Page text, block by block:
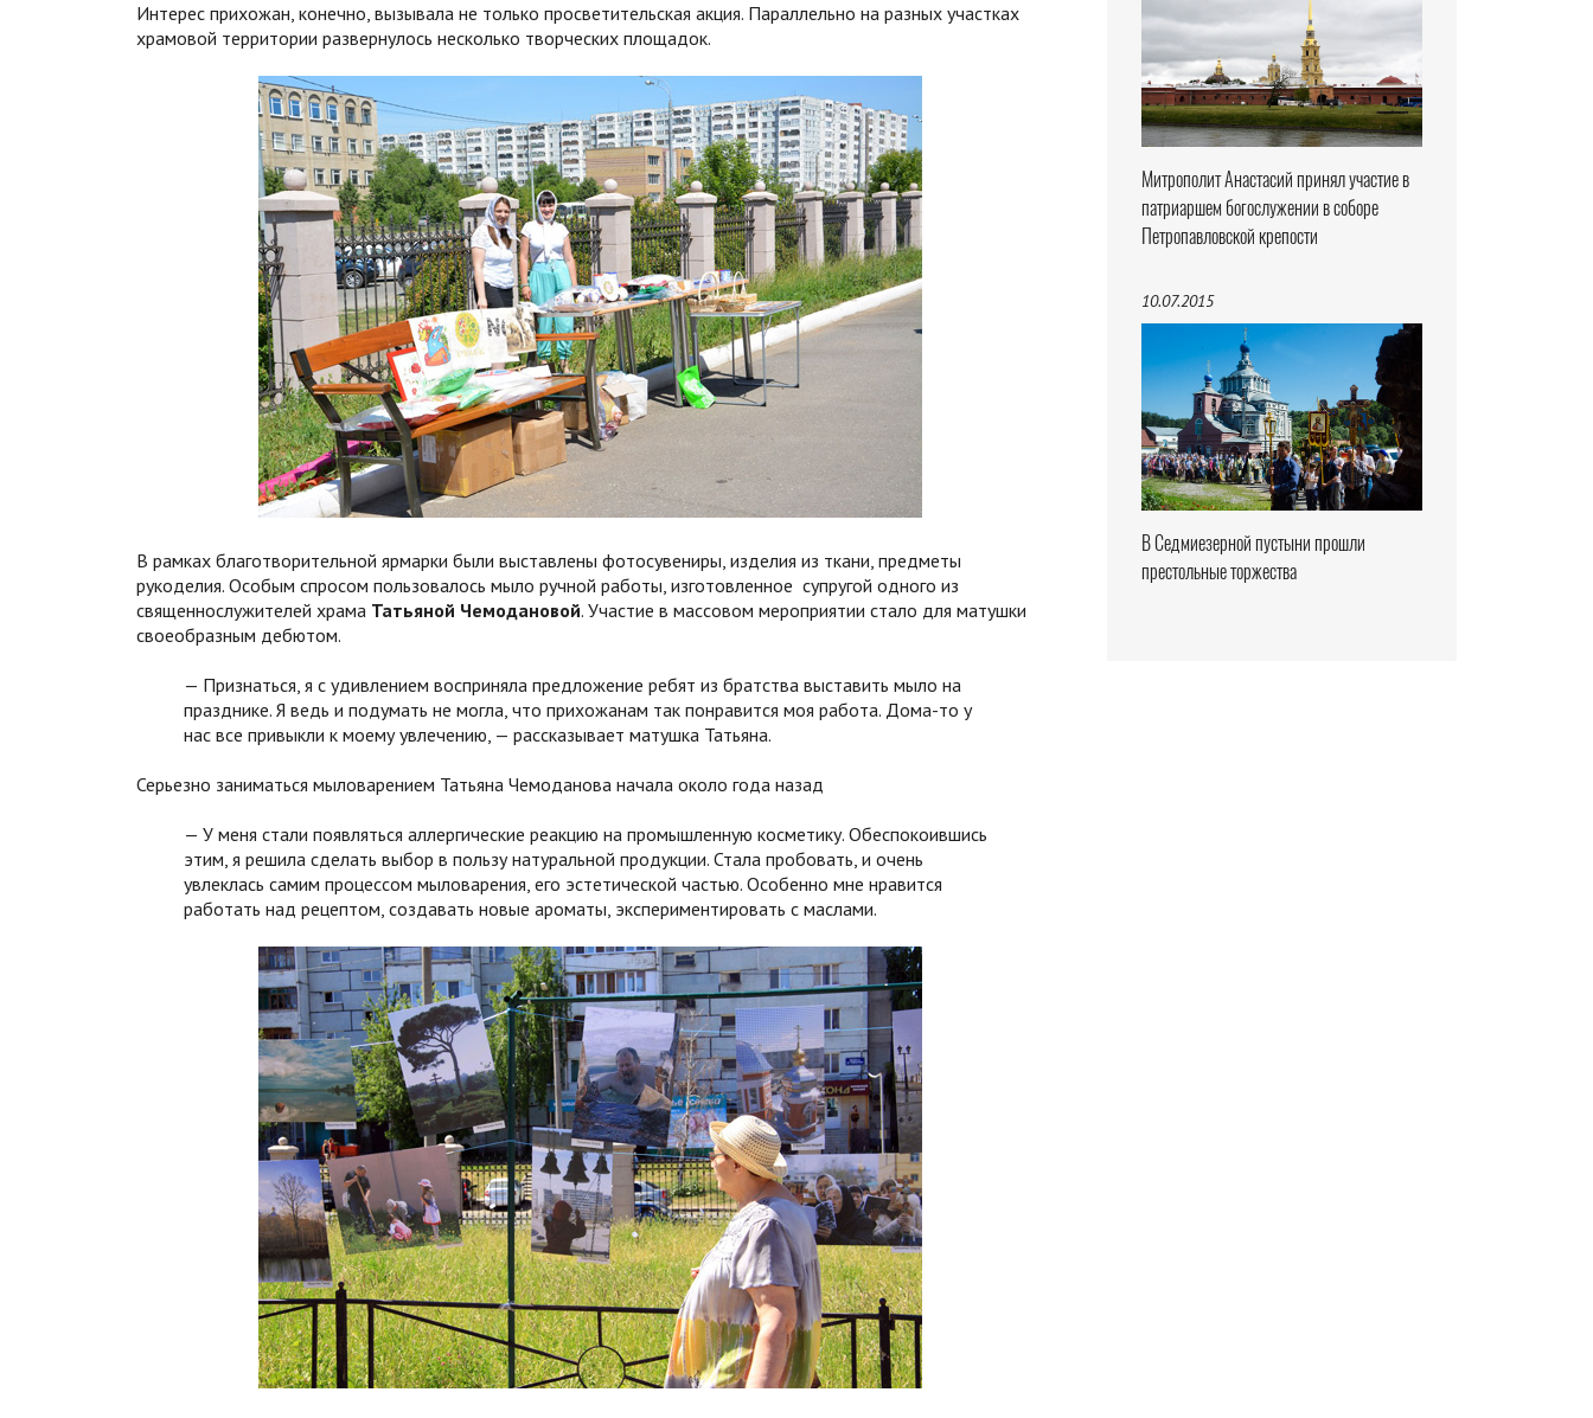
Митрополит Анастасий принял участие в
патриаршем богослужении в соборе
Петропавловской крепости
10.07.2015
В Седмиезерной пустыни прошли
престольные торжества
Интерес прихожан, конечно, вызывала не только просветительская акция. Параллельно на разных участках
храмовой территории развернулось несколько творческих площадок.
В рамках благотворительной ярмарки были выставлены фотосувениры, изделия из ткани, предметы
рукоделия. Особым спросом пользовалось мыло ручной работы, изготовленное супругой одного из
священнослужителей храма Татьяной Чемодановой. Участие в массовом мероприятии стало для матушки
своеобразным дебютом.
— Признаться, я с удивлением восприняла предложение ребят из братства выставить мыло на
празднике. Я ведь и подумать не могла, что прихожанам так понравится моя работа. Дома-то у
нас все привыкли к моему увлечению, — рассказывает матушка Татьяна.
Серьезно заниматься мыловарением Татьяна Чемоданова начала около года назад
— У меня стали появляться аллергические реакцию на промышленную косметику. Обеспокоившись
этим, я решила сделать выбор в пользу натуральной продукции. Стала пробовать, и очень
увлеклась самим процессом мыловарения, его эстетической частью. Особенно мне нравится
работать над рецептом, создавать новые ароматы, экспериментировать с маслами.